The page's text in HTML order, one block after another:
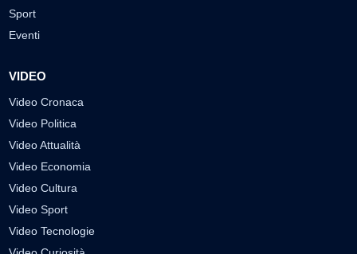
Sport
Eventi
VIDEO
Video Cronaca
Video Politica
Video Attualità
Video Economia
Video Cultura
Video Sport
Video Tecnologie